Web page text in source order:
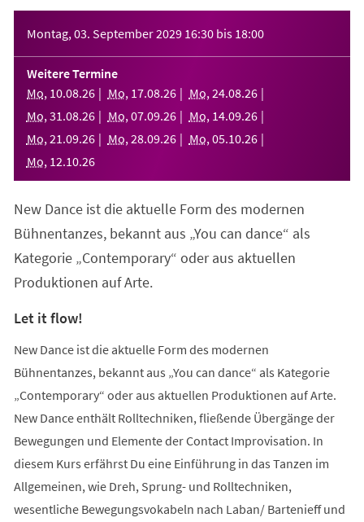
Montag, 03. September 2029 16:30 bis 18:00
Weitere Termine
Mo, 10.08.26 Mo, 17.08.26 Mo, 24.08.26
Mo, 31 .08.26 Mo, 07.09.26 Mo, 14.09.26
Mo, 21 .09.26 Mo, 28.09.26 Mo, 05.10.26
Mo, 12.10.26
New Dance ist die aktuelle Form des modernen
Bühnentanzes, bekannt aus „You can dance“ als
Kategorie „Contemporary“ oder aus aktuellen
Produktionen auf Arte.
Let it flow!
New Dance ist die aktuelle Form des modernen
Bühnentanzes, bekannt aus „You can dance“ als Kategorie
„Contemporary“ oder aus aktuellen Produktionen auf Arte.
New Dance enthält Rolltechniken, fließende Übergänge der
Bewegungen und Elemente der Contact Improvisation. In
diesem Kurs erfährst Du eine Einführung in das Tanzen im
Allgemeinen, wie Dreh, Sprung- und Rolltechniken,
wesentliche Bewegungsvokabeln nach Laban/ Bartenieff und